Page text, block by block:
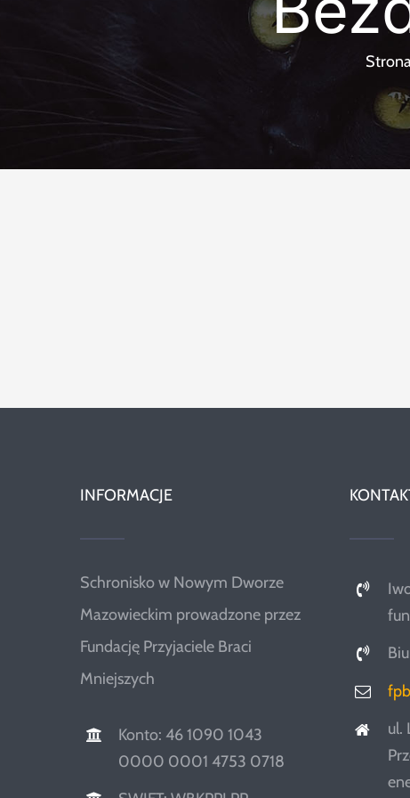
INFORMACJE
Schronisko w Nowym Dworze
Mazowieckim prowadzone przez
Fundację Przyjaciele Braci
Mniejszych
Konto: 46 1090 1043
0000 0001 4753 0718
ul.